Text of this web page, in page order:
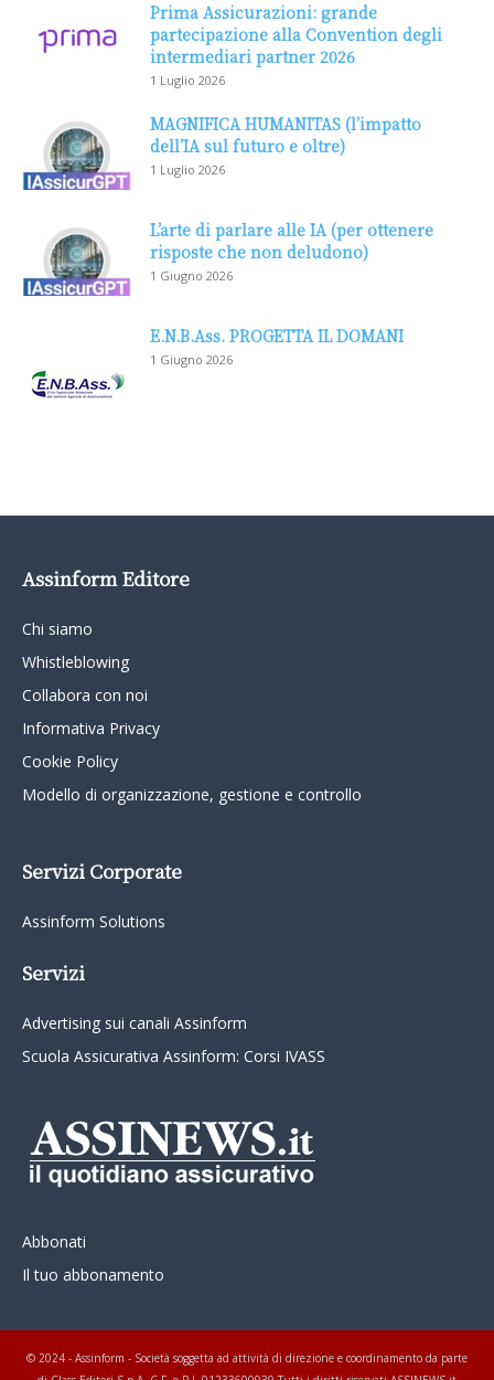
Prima Assicurazioni: grande
partecipazione alla Convention degli
intermediari partner 2026
1 Luglio 2026
MAGNIFICA HUMANITAS (l’impatto
dell’IA sul futuro e oltre)
1 Luglio 2026
L’arte di parlare alle IA (per ottenere
risposte che non deludono)
1 Giugno 2026
E.N.B.Ass. PROGETTA IL DOMANI
1 Giugno 2026
Assinform Editore
Chi siamo
Whistleblowing
Collabora con noi
Informativa Privacy
Cookie Policy
Modello di organizzazione, gestione e controllo
Servizi Corporate
Assinform Solutions
Servizi
Advertising sui canali Assinform
Scuola Assicurativa Assinform: Corsi IVASS
Abbonati
Il tuo abbonamento
© 2024 - Assinform - Società soggetta ad attività di direzione e coordinamento da parte